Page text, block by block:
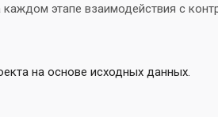
этапе взаимодействия с
на основе исходных данных.